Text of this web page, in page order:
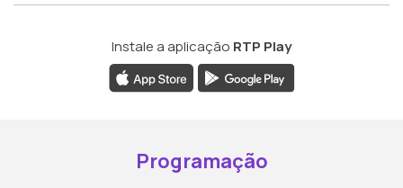
Instale a aplicação RTP Play
Programação